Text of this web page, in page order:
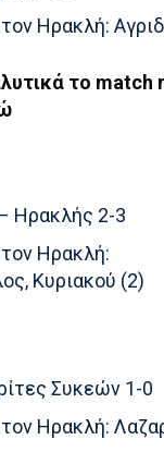
Ηρακλή:
το match
Ηρακλής 2-3
Ηρακλή:
Κυριακού (2)
Συκεών 1-0
Ηρακλή: